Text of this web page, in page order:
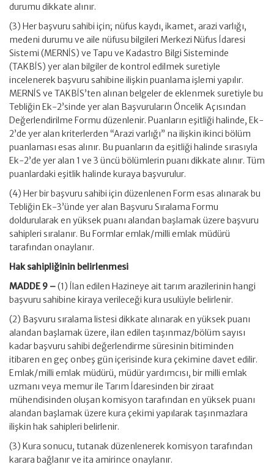
durumu dikkate alınır.
(3) Her başvuru sahibi için; nüfus kaydı, ikamet, arazi varlığı,
medeni durumu ve aile nüfusu bilgileri Merkezi Nüfus İdaresi
Sistemi (MERNİS) ve Tapu ve Kadastro Bilgi Sisteminde
(TAKBİS) yer alan bilgiler de kontrol edilmek suretiyle
incelenerek başvuru sahibine ilişkin puanlama işlemi yapılır.
MERNİS ve TAKBİS’ten alınan belgeler de eklenmek suretiyle bu
Tebliğin Ek-2’sinde yer alan Başvuruların Öncelik Açısından
Değerlendirilme Formu düzenlenir. Puanların eşitliği halinde, Ek-
2’de yer alan kriterlerden “Arazi varlığı” na ilişkin ikinci bölüm
puanlaması esas alınır. Bu puanların da eşitliği halinde sırasıyla
Ek-2’de yer alan 1 ve 3 üncü bölümlerin puanı dikkate alınır. Tüm
puanlardaki eşitlik halinde kuraya başvurulur.
(4) Her bir başvuru sahibi için düzenlenen Form esas alınarak bu
Tebliğin Ek-3’ünde yer alan Başvuru Sıralama Formu
doldurularak en yüksek puanı alandan başlamak üzere başvuru
sahipleri sıralanır. Bu Formlar emlak/milli emlak müdürü
tarafından onaylanır.
Hak sahipliğinin belirlenmesi
MADDE 9 –(1) İlan edilen Hazineye ait tarım arazilerinin hangi
başvuru sahibine kiraya verileceği kura usulüyle belirlenir.
(2) Başvuru sıralama listesi dikkate alınarak en yüksek puanı
alandan başlamak üzere, ilan edilen taşınmaz/bölüm sayısı
kadar başvuru sahibi değerlendirme süresinin bitiminden
itibaren en geç onbeş gün içerisinde kura çekimine davet edilir.
Emlak/milli emlak müdürü, müdür yardımcısı, bir milli emlak
uzmanı veya memur ile Tarım İdaresinden bir ziraat
mühendisinden oluşan komisyon tarafından en yüksek puanı
alandan başlamak üzere kura çekimi yapılarak taşınmazlara
ilişkin hak sahipleri belirlenir.
(3) Kura sonucu, tutanak düzenlenerek komisyon tarafından
karara bağlanır ve ita amirince onaylanır.